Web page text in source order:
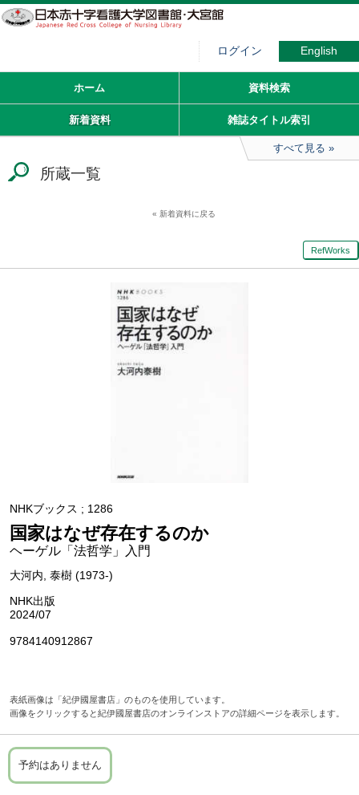
ログイン English
ホーム 資料検索
新着資料 雑誌タイトル索引
すべて見る
所蔵一覧
新着資料に戻る
RefWorks
NHKブックス ; 1286
国家はなぜ存在するのか
ヘーゲル「法哲学」入門
大河内, 泰樹 (1973-)
NHK出版
2024/07
9784140912867
表紙画像は「紀伊國屋書店」のものを使用しています。
画像をクリックすると紀伊國屋書店のオンラインストアの詳細ページを表示します。
予約はありません